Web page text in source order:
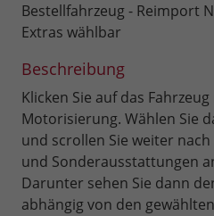
Bestellfahrzeug - Reimport
Extras wählbar
Beschreibung
Klicken Sie auf das
Motorisierung. Wählen Sie
und scrollen Sie weiter
und Sonderausstattungen
Darunter sehen Sie dann
abhängig von den